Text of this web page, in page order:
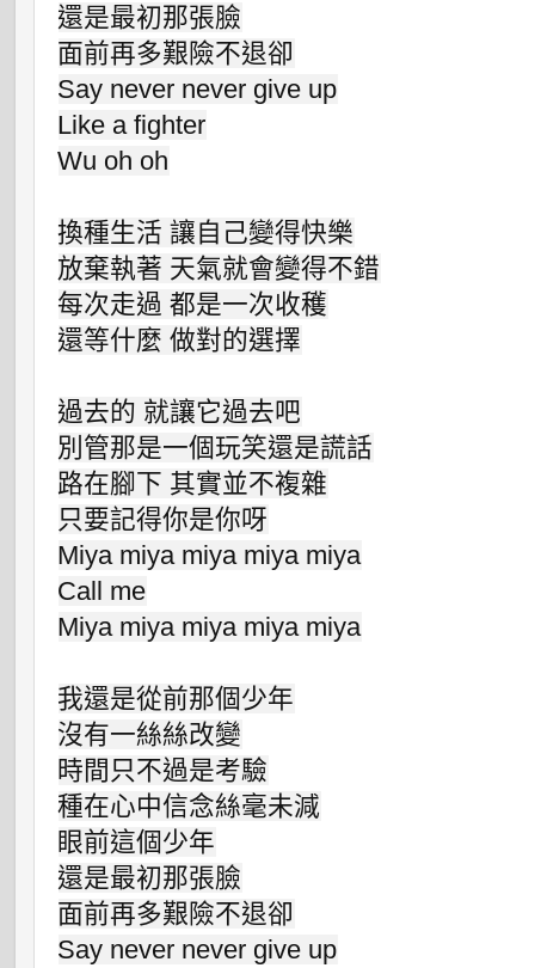
還是最初那張臉
面前再多艱險不退卻
Say never never give up
Like a fighter
Wu oh oh
換種生活 讓自己變得快樂
放棄執著 天氣就會變得不錯
每次走過 都是一次收穫
還等什麼 做對的選擇
過去的 就讓它過去吧
別管那是一個玩笑還是謊話
路在腳下 其實並不複雜
只要記得你是你呀
Miya miya miya miya miya
Call me
Miya miya miya miya miya
我還是從前那個少年
沒有一絲絲改變
時間只不過是考驗
種在心中信念絲毫未減
眼前這個少年
還是最初那張臉
面前再多艱險不退卻
Say never never give up